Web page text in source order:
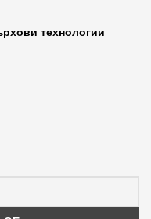
технологии